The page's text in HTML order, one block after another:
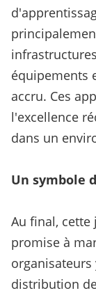
équipements
accru. Ces
l'excellence
dans un
Un symbole
Au final,
promise à
distribution